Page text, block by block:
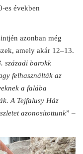
es években
azonban még
amely akár 12–13.
századi barokk
felhasználták az
a falába
A Tejfalusy Ház
azonosítottunk” –